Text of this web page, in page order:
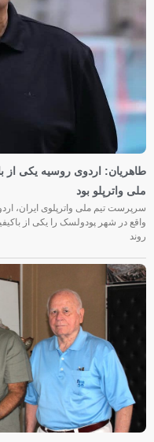
طاهریان: اردوی روسیه یکی از
ملی واترپلو بود
سرپرست تیم ملی واترپلوی ایران،
واقع در شهر پودولسک را یکی از
روند